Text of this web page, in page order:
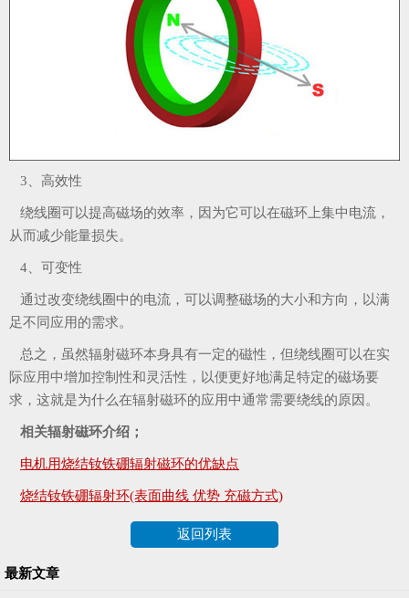
3、高效性
绕线圈可以提高磁场的效率，因为它可以在磁环上集中电流，
从而减少能量损失。
4、可变性
通过改变绕线圈中的电流，可以调整磁场的大小和方向，以满
足不同应用的需求。
总之，虽然辐射磁环本身具有一定的磁性，但绕线圈可以在实
际应用中增加控制性和灵活性，以便更好地满足特定的磁场要
求，这就是为什么在辐射磁环的应用中通常需要绕线的原因。
相关辐射磁环介绍；
电机用烧结钕铁硼辐射磁环的优缺点
烧结钕铁硼辐射环(表面曲线 优势 充磁方式)
返回列表
最新文章